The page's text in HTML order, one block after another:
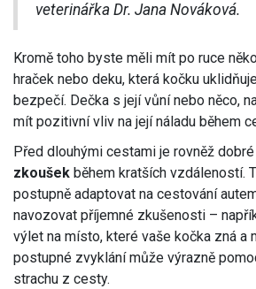
veterinářka Dr. Jana Nováková.
Kromě toho byste měli mít po ruce
hraček nebo deku, která kočku
bezpečí. Dečka s její vůní nebo něco,
mít pozitivní vliv na její náladu během
Před dlouhými cestami je rovněž dobré
zkoušek během kratších vzdáleností.
postupně adaptovat na cestování
navozovat příjemné zkušenosti –
výlet na místo, které vaše kočka zná a
postupné zvyklání může výrazně
strachu z cesty.